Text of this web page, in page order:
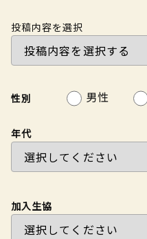
投稿内容を選択
性別 男性
年代
加入生協